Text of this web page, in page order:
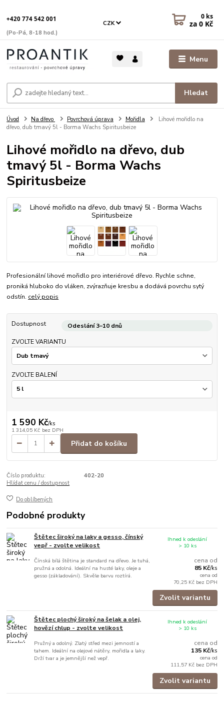
Menu
CZK
Hledat
+420 774 542 001
(Po-Pá, 8-18 hod.)
0 ks
za 0 Kč
Úvod Na dřevo Povrchová úprava Mořidla
Lihové mořidlo na
dřevo, dub tmavý 5l - Borma Wachs Spiritusbeize
Lihové mořidlo na dřevo, dub
tmavý 5l - Borma Wachs
Spiritusbeize
Profesionální lihové mořidlo pro interiérové dřevo. Rychle schne,
proniká hluboko do vláken, zvýrazňuje kresbu a dodává povrchu sytý
odstín. celý popis
Dostupnost
Odeslání 3–10 dnů
ZVOLTE VARIANTU
ZVOLTE BALENÍ
1 590 Kč/ks
1 314,05 Kč bez DPH
Přidat do košíku
Číslo produktu:
402-20
Hlídat cenu / dostupnost
Do oblíbených
Podobné produkty
Štětec široký na laky a gesso, čínský
vepř - zvolte velikost
Čínská bílá štětina je standard na dřevo. Je tuhá,
pružná a odolná. Ideální na husté laky, oleje a
gesso (základování). Skvěle barvu roztírá.
cena od
85 Kč/ks
cena od
70,25 Kč bez DPH
Ihned k odeslání
> 10 ks
Zvolit variantu
Štětec plochý široký na šelak a olej,
hovězí chlup - zvolte velikost
Pružný a odolný. Zlatý střed mezi jemností a
tahem. Ideální na olejové nátěry, mořidla a laky.
Drží tvar a je jemnější než vepř.
cena od
135 Kč/ks
cena od
111,57 Kč bez DPH
Ihned k odeslání
> 10 ks
Zvolit variantu